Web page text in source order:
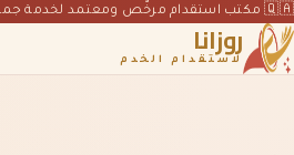
🇶🇦 مكتب استقدام مرخّص ومعتمد لخدمة جميع مناطق قطر
روزانا
لاستقدام الخدم